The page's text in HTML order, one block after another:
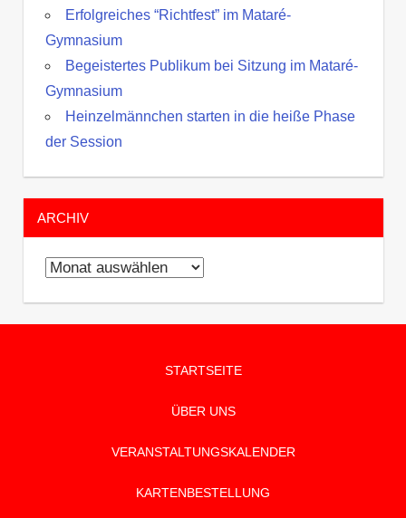
Erfolgreiches “Richtfest” im Mataré-
Gymnasium
Begeistertes Publikum bei Sitzung im Mataré-
Gymnasium
Heinzelmännchen starten in die heiße Phase
der Session
ARCHIV
Archiv
STARTSEITE
ÜBER UNS
VERANSTALTUNGSKALENDER
KARTENBESTELLUNG